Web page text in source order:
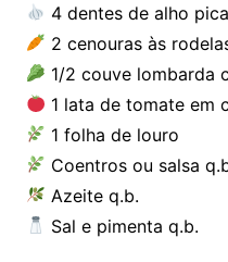
4 dentes de alho
2 cenouras às
1/2 couve lombarda
1 lata de tomate em
1 folha de louro
Coentros ou salsa
Azeite q.b.
Sal e pimenta q.b.